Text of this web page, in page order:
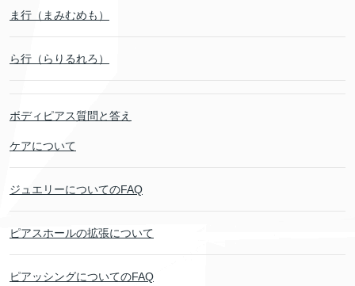
ま行（まみむめも）
ら行（らりるれろ）
ボディピアス質問と答え
ケアについて
ジュエリーについてのFAQ
ピアスホールの拡張について
ピアッシングについてのFAQ